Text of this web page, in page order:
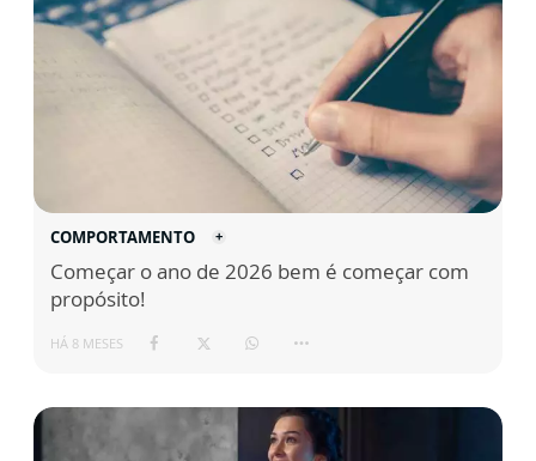
COMPORTAMENTO
Começar o ano de 2026 bem é começar com
propósito!
HÁ 8 MESES